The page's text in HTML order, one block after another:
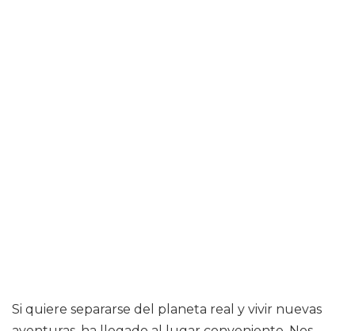
Si quiere separarse del planeta real y vivir nuevas